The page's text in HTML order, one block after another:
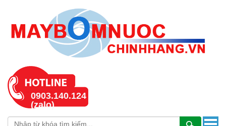
0903.140.124
(zalo)